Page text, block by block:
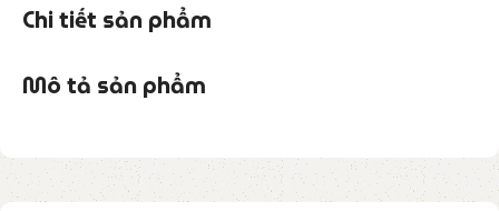
Chi tiết sản phẩm
Mô tả sản phẩm